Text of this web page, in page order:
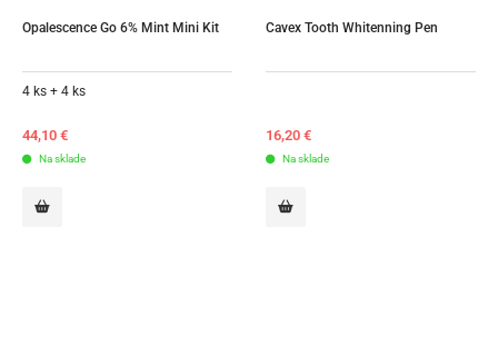
Opalescence Go 6% Mint Mini Kit
4 ks + 4 ks
44,10 €
Na sklade
Cavex Tooth Whitenning Pen
16,20 €
Na sklade